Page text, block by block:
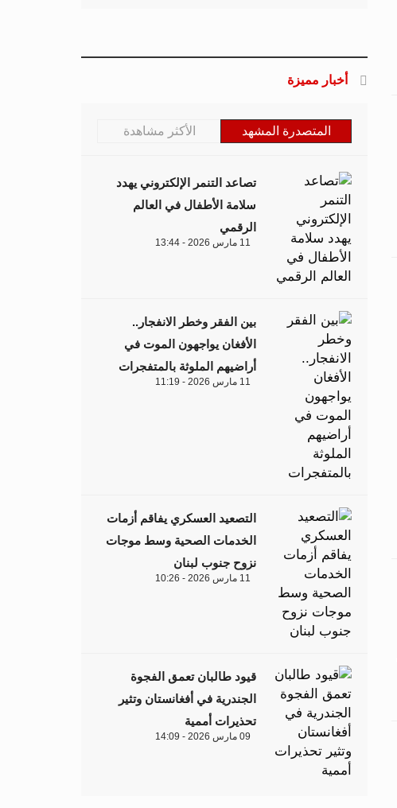
أخبار مميزة
المتصدرة المشهد الأكثر مشاهدة
تصاعد التنمر الإلكتروني يهدد
سلامة الأطفال في العالم
الرقمي
11 مارس 2026 - 13:44
بين الفقر وخطر الانفجار..
الأفغان يواجهون الموت في
أراضيهم الملوثة بالمتفجرات
11 مارس 2026 - 11:19
التصعيد العسكري يفاقم أزمات
الخدمات الصحية وسط موجات
نزوح جنوب لبنان
11 مارس 2026 - 10:26
قيود طالبان تعمق الفجوة
الجندرية في أفغانستان وتثير
تحذيرات أممية
09 مارس 2026 - 14:09